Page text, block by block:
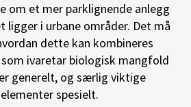
om et mer parklignende anlegg
ligger i urbane områder. Det må
dette kan kombineres
ivaretar biologisk mangfold
generelt, og særlig viktige
spesielt.